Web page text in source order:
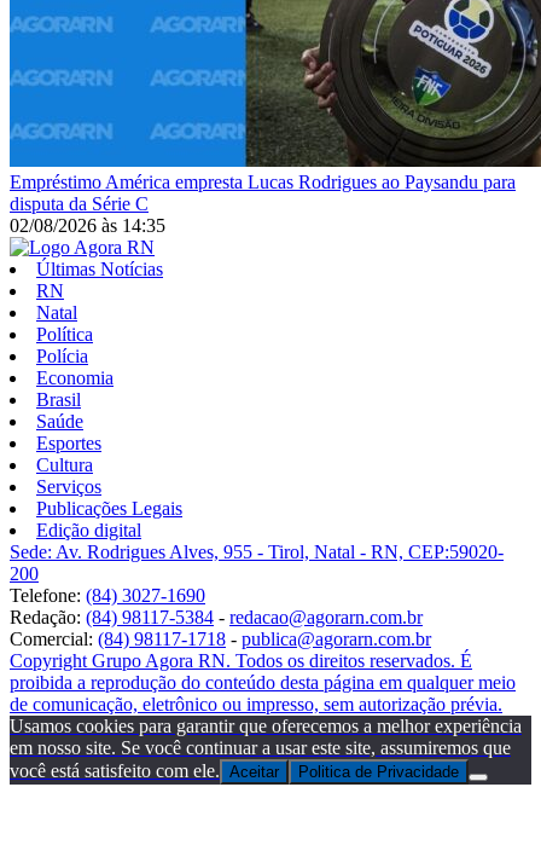
Empréstimo América empresta Lucas Rodrigues ao Paysandu para
disputa da Série C
02/08/2026 às 14:35
Últimas Notícias
RN
Natal
Política
Polícia
Economia
Brasil
Saúde
Esportes
Cultura
Serviços
Publicações Legais
Edição digital
Sede: Av. Rodrigues Alves, 955 - Tirol, Natal - RN, CEP:59020-
200
Telefone: (84) 3027-1690
Redação: (84) 98117-5384 - redacao@agorarn.com.br
Comercial: (84) 98117-1718 - publica@agorarn.com.br
Copyright Grupo Agora RN. Todos os direitos reservados. É
proibida a reprodução do conteúdo desta página em qualquer meio
de comunicação, eletrônico ou impresso, sem autorização prévia.
Usamos cookies para garantir que oferecemos a melhor experiência
em nosso site. Se você continuar a usar este site, assumiremos que
você está satisfeito com ele. Aceitar Politica de Privacidade